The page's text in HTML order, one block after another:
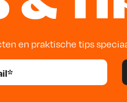
en praktische tips